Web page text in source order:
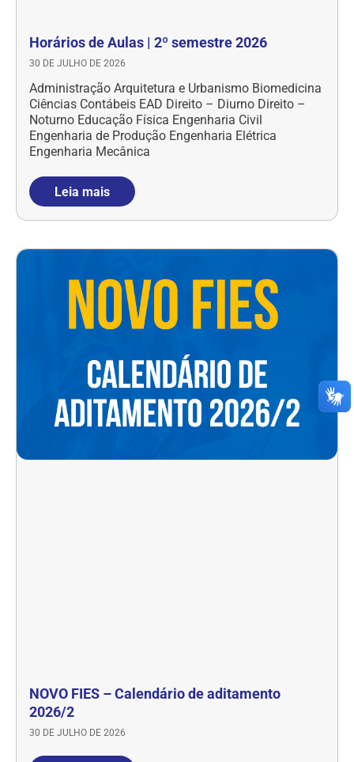
Horários de Aulas | 2º semestre 2026
30 DE JULHO DE 2026
Administração Arquitetura e Urbanismo Biomedicina
Ciências Contábeis EAD Direito – Diurno Direito –
Noturno Educação Física Engenharia Civil
Engenharia de Produção Engenharia Elétrica
Engenharia Mecânica
Leia mais
NOVO FIES – Calendário de aditamento
2026/2
30 DE JULHO DE 2026